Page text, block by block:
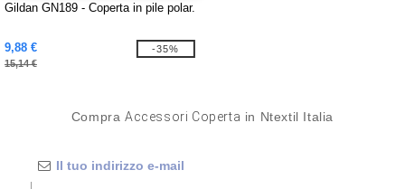
Gildan GN189 - Coperta in pile polar.
9,88 €
15,14 €
-35%
CompraAccessori Coperta in Ntextil Italia